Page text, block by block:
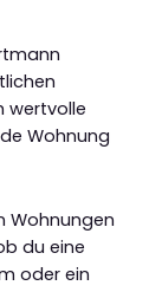
wertvolle
Wohnung
Wohnungen
du eine
oder ein